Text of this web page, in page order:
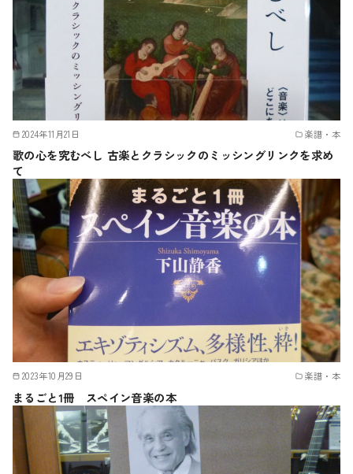
2024年11月21日 楽譜・本
歌の心を究むべし 古楽とクラシックのミッシングリンクを求め
て
2023年10月29日 楽譜・本
まるごと1冊 スペイン音楽の本